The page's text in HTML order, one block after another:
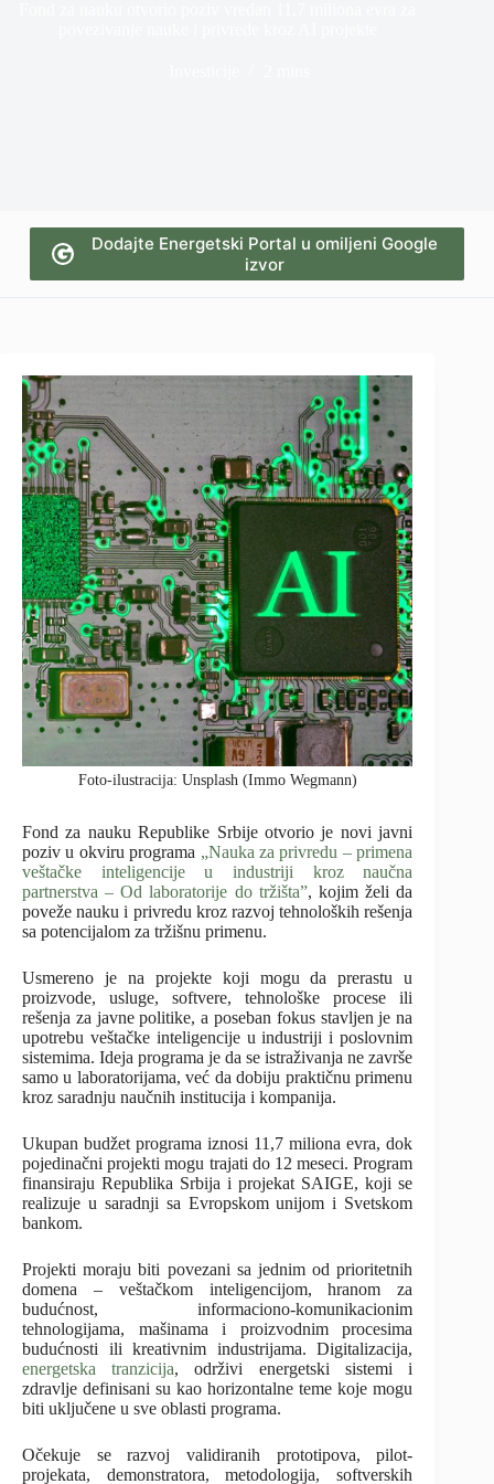
Dodajte Energetski Portal u omiljeni Google
izvor
Foto-ilustracija: Unsplash (Immo Wegmann)
Fond za nauku Republike Srbijeotvorio je novi javni
poziv u okviru programa „Nauka za privredu – primena
veštačke inteligencije u industriji kroz naučna
partnerstva – Od laboratorije do tržišta”, kojim želi da
poveže nauku i privredu kroz razvoj tehnoloških rešenja
sa potencijalom za tržišnu primenu.
Usmereno je na projekte koji mogu da prerastu u
proizvode, usluge, softvere, tehnološke procese ili
rešenja za javne politike, a poseban fokus stavljen je na
upotrebu veštačke inteligencije u industriji i poslovnim
sistemima. Ideja programa je da se istraživanja ne završe
samo u laboratorijama, već da dobiju praktičnu primenu
kroz saradnju naučnih institucija i kompanija.
Ukupan budžet programa iznosi 11,7 miliona evra, dok
pojedinačni projekti mogu trajati do 12 meseci. Program
finansiraju Republika Srbija i projekat SAIGE, koji se
realizuje u saradnji sa Evropskom unijom i Svetskom
bankom.
Projekti moraju biti povezani sa jednim od prioritetnih
domena – veštačkom inteligencijom, hranom za
budućnost, informaciono-komunikacionim
tehnologijama, mašinama i proizvodnim procesima
budućnosti ili kreativnim industrijama. Digitalizacija,
energetska tranzicija, održivi energetski sistemi i
zdravlje definisani su kao horizontalne teme koje mogu
biti uključene u sve oblasti programa.
Očekuje se razvoj validiranih prototipova, pilot-
projekata, demonstratora, metodologija, softverskih